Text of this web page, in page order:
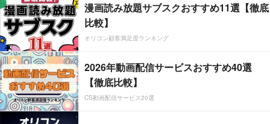
漫画読み放題サブスクおすすめ11選【徹底
比較】
オリコン顧客満足度ランキング
2026年動画配信サービスおすすめ40選
【徹底比較】
CS動画配信サービス20選